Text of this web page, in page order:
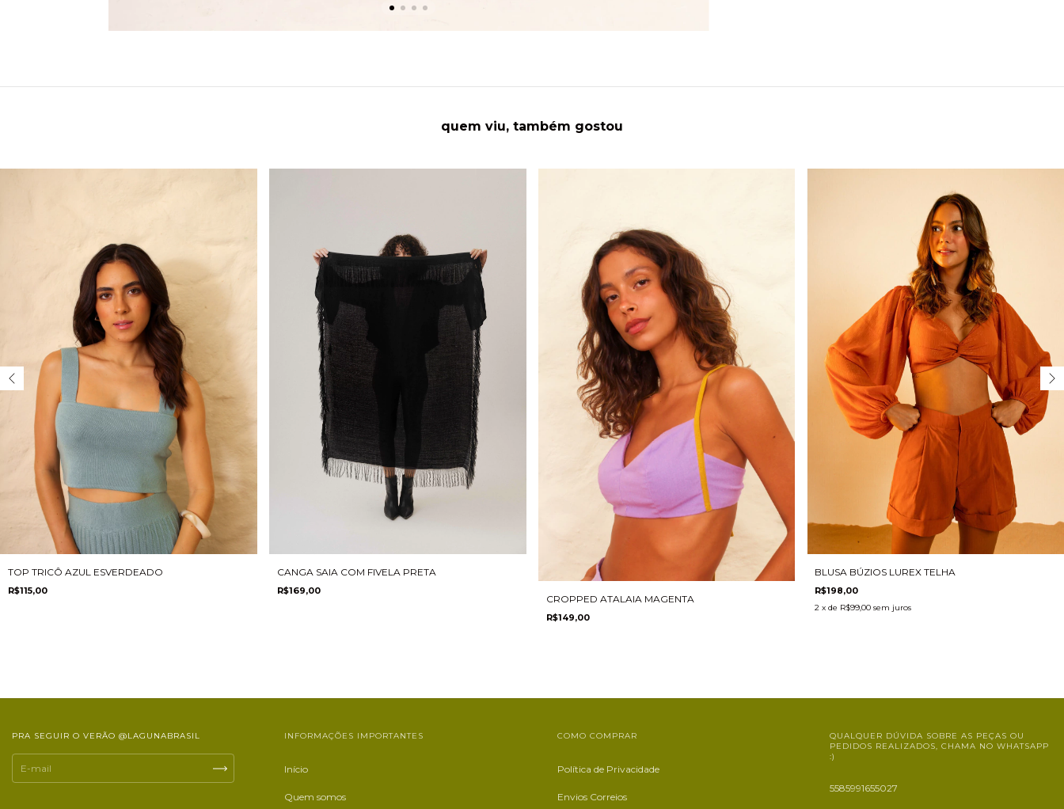
quem viu, também gostou
TOP TRICÔ AZUL ESVERDEADO
R$115,00
CANGA SAIA COM FIVELA PRETA
R$169,00
CROPPED ATALAIA MAGENTA
R$149,00
BLUSA BÚZIOS LUREX TELHA
R$198,00
2 x de R$99,00 sem juros
PRA SEGUIR O VERÃO @LAGUNABRASIL INFORMAÇÕES IMPORTANTES
Início
Quem somos
COMO COMPRAR
Política de Privacidade
Envios Correios
QUALQUER DÚVIDA SOBRE AS PEÇAS OU
PEDIDOS REALIZADOS, CHAMA NO WHATSAPP
:)
5585991655027